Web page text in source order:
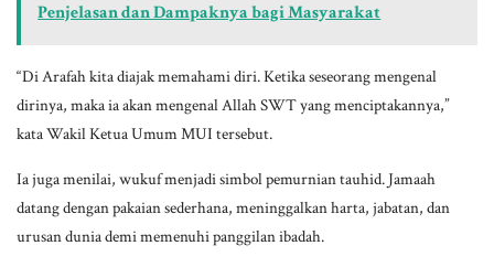
Penjelasan dan Dampaknya bagi Masyarakat
“Di Arafah kita diajak memahami diri. Ketika seseorang mengenal
dirinya, maka ia akan mengenal Allah SWT yang menciptakannya,”
kata Wakil Ketua Umum MUI tersebut.
Ia juga menilai, wukuf menjadi simbol pemurnian tauhid. Jamaah
datang dengan pakaian sederhana, meninggalkan harta, jabatan, dan
urusan dunia demi memenuhi panggilan ibadah.